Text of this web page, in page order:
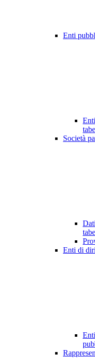
Enti
Società
Enti di